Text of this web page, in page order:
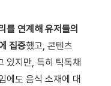
를 연계해 유저들의
집중했고, 콘텐츠
있지만, 특히 틱톡채
에도 음식 소재에 대